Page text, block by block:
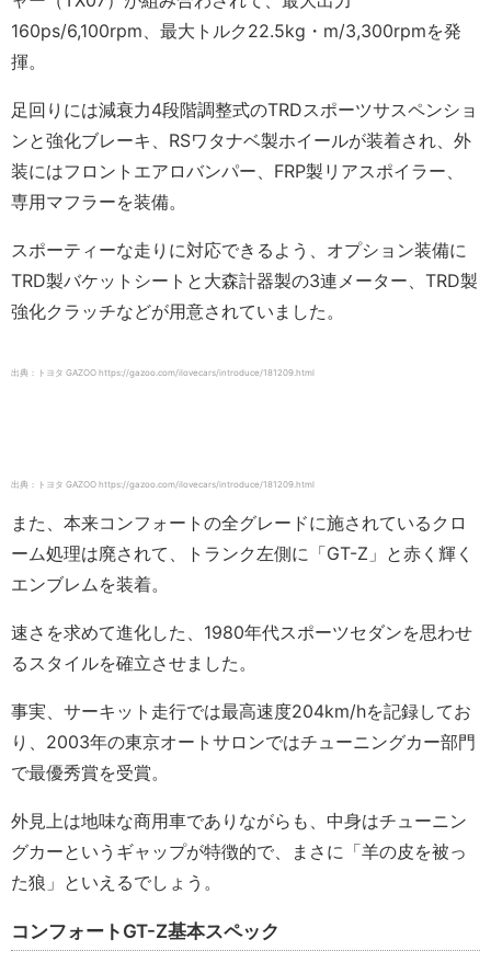
160ps/6,100rpm、最大トルク22.5kg・m/3,300rpmを発
揮。
足回りには減衰力4段階調整式のTRDスポーツサスペンショ
ンと強化ブレーキ、RSワタナベ製ホイールが装着され、外
装にはフロントエアロバンパー、FRP製リアスポイラー、
専用マフラーを装備。
スポーティーな走りに対応できるよう、オプション装備に
TRD製バケットシートと大森計器製の3連メーター、TRD製
強化クラッチなどが用意されていました。
出典：トヨタ GAZOO https://gazoo.com/ilovecars/introduce/181209.html
出典：トヨタ GAZOO https://gazoo.com/ilovecars/introduce/181209.html
また、本来コンフォートの全グレードに施されているクロ
ーム処理は廃されて、トランク左側に「GT-Z」と赤く輝く
エンブレムを装着。
速さを求めて進化した、1980年代スポーツセダンを思わせ
るスタイルを確立させました。
事実、サーキット走行では最高速度204km/hを記録してお
り、2003年の東京オートサロンではチューニングカー部門
で最優秀賞を受賞。
外見上は地味な商用車でありながらも、中身はチューニン
グカーというギャップが特徴的で、まさに「羊の皮を被っ
た狼」といえるでしょう。
コンフォートGT-Z基本スペック